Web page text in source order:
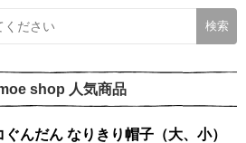
shop 人気商品
ぐんだん なりきり帽子（大、小）